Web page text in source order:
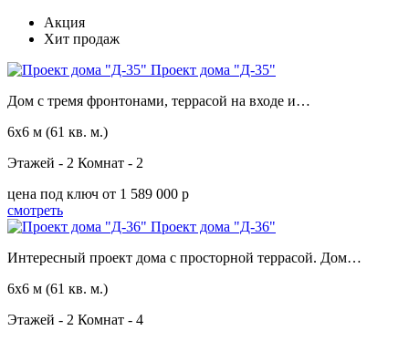
Акция
Хит продаж
Проект дома "Д-35"
Дом с тремя фронтонами, террасой на входе и…
6х6 м (61 кв. м.)
Этажей - 2 Комнат - 2
цена под ключ от 1 589 000 p
смотреть
Проект дома "Д-36"
Интересный проект дома с просторной террасой. Дом…
6х6 м (61 кв. м.)
Этажей - 2 Комнат - 4